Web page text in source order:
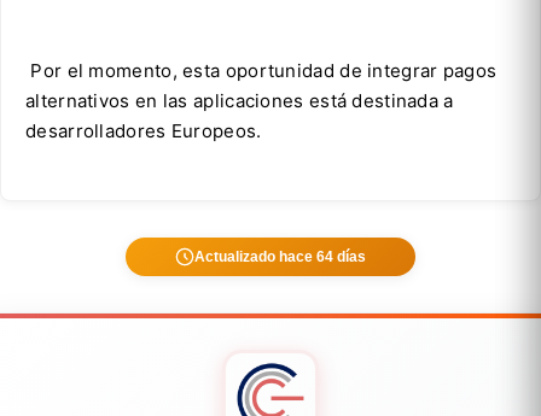
Por el momento, esta oportunidad de integrar pagos
alternativos en las aplicaciones está destinada a
desarrolladores Europeos.
Actualizado hace 64 días